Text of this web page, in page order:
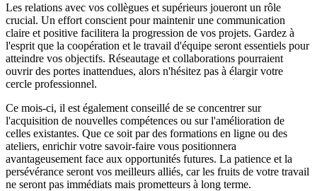
Les relations avec vos collègues et supérieurs joueront un rôle
crucial. Un effort conscient pour maintenir une communication
claire et positive facilitera la progression de vos projets. Gardez à
l'esprit que la coopération et le travail d'équipe seront essentiels pour
atteindre vos objectifs. Réseautage et collaborations pourraient
ouvrir des portes inattendues, alors n'hésitez pas à élargir votre
cercle professionnel.
Ce mois-ci, il est également conseillé de se concentrer sur
l'acquisition de nouvelles compétences ou sur l'amélioration de
celles existantes. Que ce soit par des formations en ligne ou des
ateliers, enrichir votre savoir-faire vous positionnera
avantageusement face aux opportunités futures. La patience et la
persévérance seront vos meilleurs alliés, car les fruits de votre travail
ne seront pas immédiats mais prometteurs à long terme.